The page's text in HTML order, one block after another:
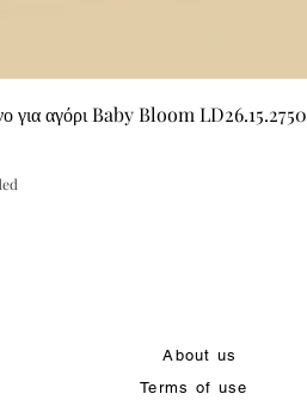
για αγόρι Baby Bloom LD26.15.2750
About us
Terms of use